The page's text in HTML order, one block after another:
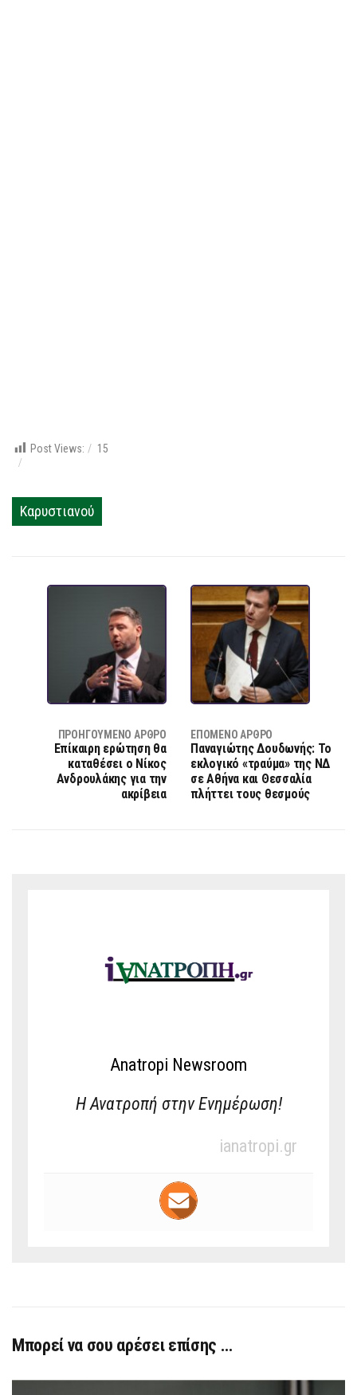
Post Views: 15
Καρυστιανού
ΠΡΟΗΓΟΎΜΕΝΟ ΆΡΘΡΟ
Επίκαιρη ερώτηση θα
καταθέσει ο Νίκος
Ανδρουλάκης για την
ακρίβεια
ΕΠΌΜΕΝΟ ΆΡΘΡΟ
Παναγιώτης Δουδωνής: Το
εκλογικό «τραύμα» της ΝΔ
σε Αθήνα και Θεσσαλία
πλήττει τους θεσμούς
Anatropi Newsroom
Η Ανατροπή στην Ενημέρωση!
ianatropi.gr
Μπορεί να σου αρέσει επίσης …